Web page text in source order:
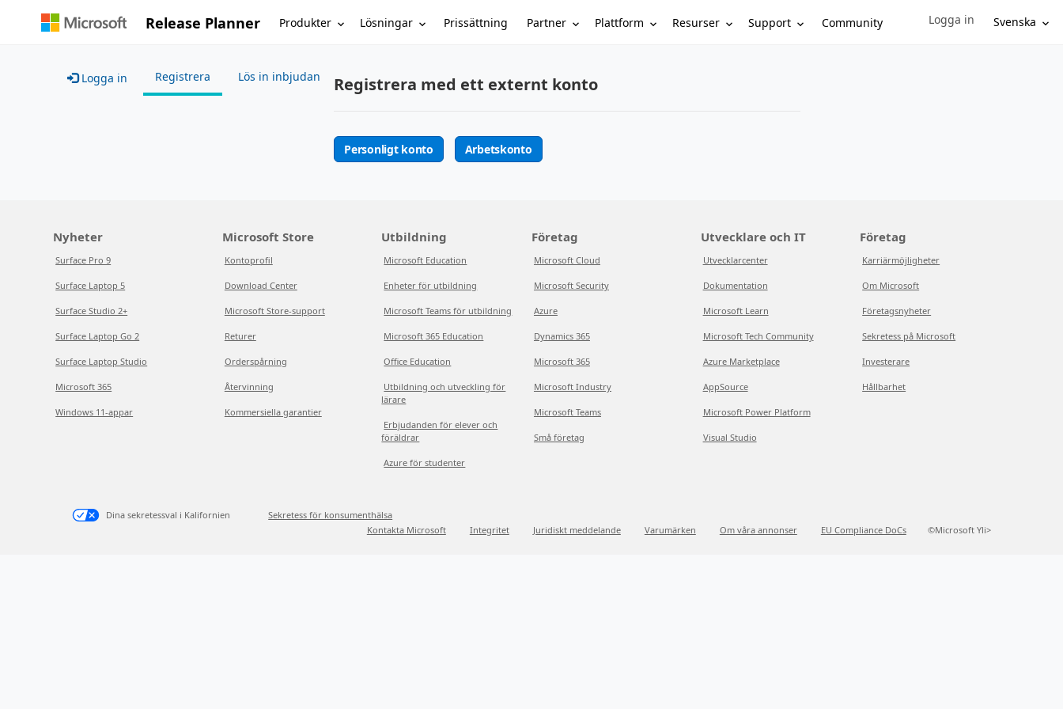
Release Planner Produkter Lösningar Prissättning Partner Plattform Resurser Support Community Sign in to your account
Logga in Svenska
Logga in Registrera Lös in inbjudan Registrera med ett externt konto
Personligt konto Arbetskonto
Nyheter
Surface Pro 9
Surface Laptop 5
Surface Studio 2+
Surface Laptop Go 2
Surface Laptop Studio
Microsoft 365
Windows 11-appar
Microsoft Store
Kontoprofil
Download Center
Microsoft Store-support
Returer
Orderspårning
Återvinning
Kommersiella garantier
Utbildning
Microsoft Education
Enheter för utbildning
Microsoft Teams för utbildning
Microsoft 365 Education
Office Education
Utbildning och utveckling för
lärare
Erbjudanden för elever och
föräldrar
Azure för studenter
Företag
Microsoft Cloud
Microsoft Security
Azure
Dynamics 365
Microsoft 365
Microsoft Industry
Microsoft Teams
Små företag
Utvecklare och IT
Utvecklarcenter
Dokumentation
Microsoft Learn
Microsoft Tech Community
Azure Marketplace
AppSource
Microsoft Power Platform
Visual Studio
Företag
Karriärmöjligheter
Om Microsoft
Företagsnyheter
Sekretess på Microsoft
Investerare
Hållbarhet
Dina sekretessval i Kalifornien
Sekretess för konsumenthälsa
Kontakta Microsoft
Integritet Juridiskt meddelande Varumärken Om våra annonser EU Compliance DoCs ©Microsoft Yli>